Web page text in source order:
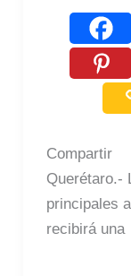
Querétaro.-
principales
recibirá una